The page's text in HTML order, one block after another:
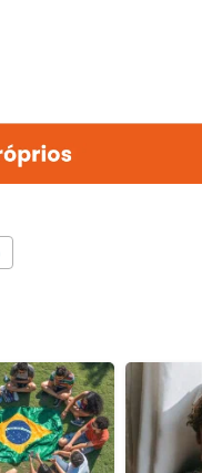
procuro